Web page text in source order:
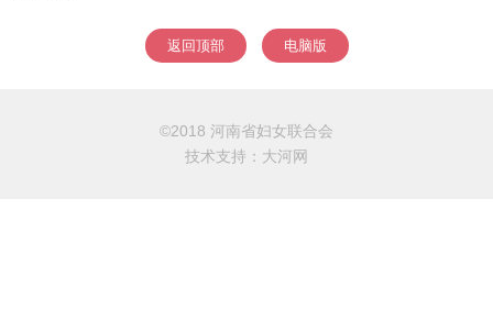
返回顶部 电脑版
©2018 河南省妇女联合会
技术支持： 大河网